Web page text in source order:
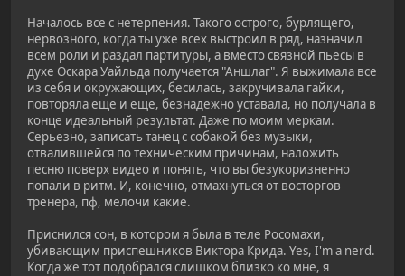
Началось все с нетерпения. Такого острого, бурлящего,
нервозного, когда ты уже всех выстроил в ряд, назначил
всем роли и раздал партитуры, а вместо связной пьесы в
духе Оскара Уайльда получается "Аншлаг". Я выжимала все
из себя и окружающих, бесилась, закручивала гайки,
повторяла еще и еще, безнадежно уставала, но получала в
конце идеальный результат. Даже по моим меркам.
Серьезно, записать танец с собакой без музыки,
отвалившейся по техническим причинам, наложить
песню поверх видео и понять, что вы безукоризненно
попали в ритм. И, конечно, отмахнуться от восторгов
тренера, пф, мелочи какие.
Приснился сон, в котором я была в теле Росомахи,
убивающим приспешников Виктора Крида. Yes, I'm a nerd.
Когда же тот подобрался слишком близко ко мне, я